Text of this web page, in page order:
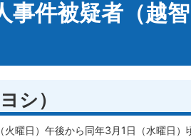
事件被疑者（越
シ）
曜日）午後から同年3月1日（水曜日）